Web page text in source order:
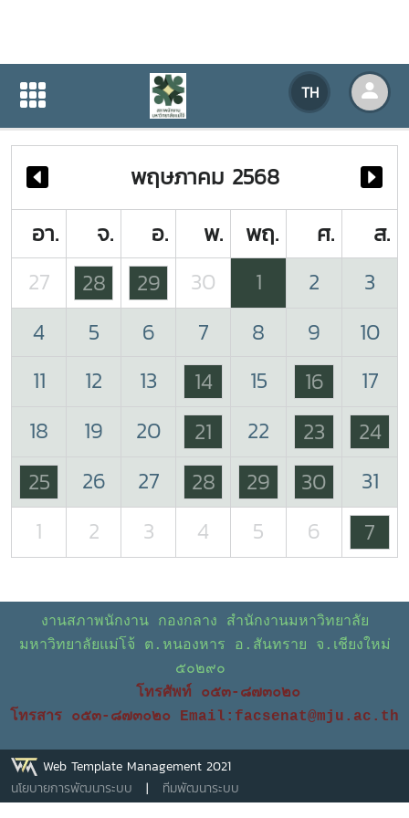
TH
ปฏิทินกิจกรรมของหน่วยงาน
ปฏิทินกิจกรรมของหน่วยงาน
พฤษภาคม 2568
อา.
จ. อ. พ. พฤ. ศ.
ส.
27
28 29 30 1 2
3
4
5 6 7 8 9
10
11
12 13 14 15 16
17
18
19 20 21 22 23
24
25
26 27 28 29 30
31
1
2 3 4 5 6 7
งานสภาพนักงาน กองกลาง สำนักงานมหาวิทยาลัย
มหาวิทยาลัยแม่โจ้ ต.หนองหาร อ.สันทราย จ.เชียงใหม่
๕๐๒๙๐
โทรศัพท์ ๐๕๓-๘๗๓๐๒๐
โทรสาร ๐๕๓-๘๗๓๐๒๐ Email:facsenat@mju.ac.th
Web Template Management 2021
นโยบายการพัฒนาระบบ | ทีมพัฒนาระบบ